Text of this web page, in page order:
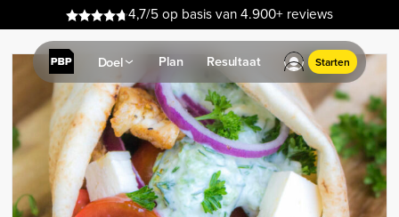
4,7/5 op basis van 4.900+ reviews
Doel Plan Resultaat Starten